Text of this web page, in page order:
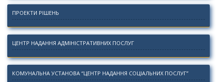
ПРОЕКТИ РІШЕНЬ
ЦЕНТР НАДАННЯ АДМІНІСТРАТИВНИХ ПОСЛУГ
КОМУНАЛЬНА УСТАНОВА “ЦЕНТР НАДАННЯ СОЦІАЛЬНИХ ПОСЛУГ”